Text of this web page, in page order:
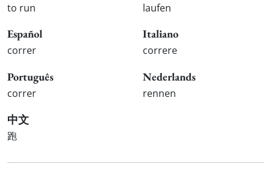
to run laufen
Español
correr
Italiano
correre
Português
correr
Nederlands
rennen
中文
跑